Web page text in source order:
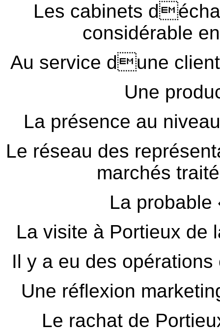
Les cabinets
considérable
Au service dune
Une
La présence au
Le réseau des
marchés
La probable
La visite à Portieux de
Il y a eu des
Une réflexion
Le rachat de